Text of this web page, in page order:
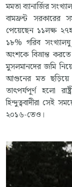
মমতা ব্যানার্জির
বামফ্রন্ট সরকারের
পেয়েছেন ১১লক্ষ
১৮% গরিব
অংশকে বিভ্রান্ত করতে
মুসলমানদের জমি
আগুনের মত ছড়িয়ে
তাৎপর্যপূর্ণ হলো
হিন্দুত্ববাদীরা সেই
২০১৬-তেও।